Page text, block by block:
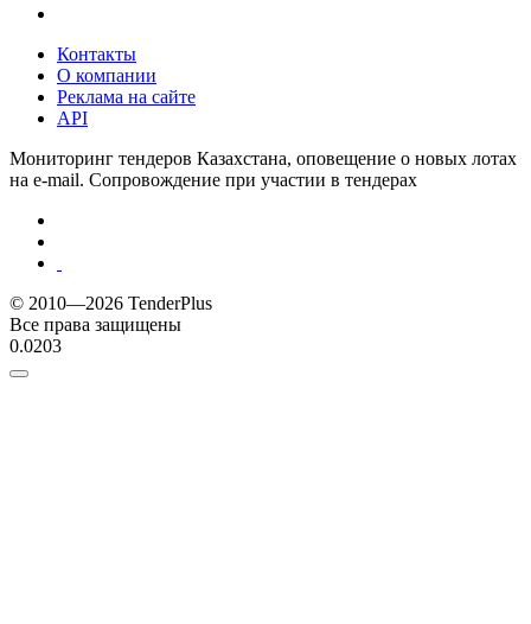
Контакты
О компании
Реклама на сайте
API
Мониторинг тендеров Казахстана, оповещение о новых лотах
на e-mail. Сопровождение при участии в тендерах
© 2010—2026 TenderPlus
Все права защищены
0.0203